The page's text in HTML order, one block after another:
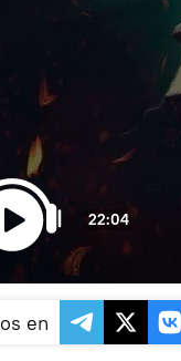
22:04
en